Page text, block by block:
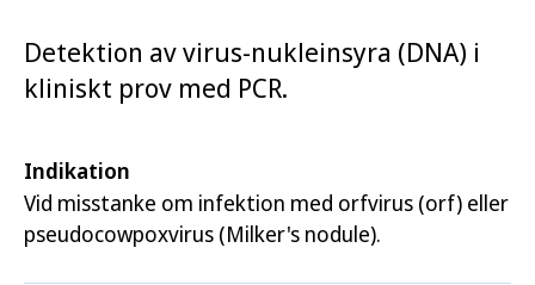
Detektion av virus-nukleinsyra (DNA) i
kliniskt prov med PCR.
Indikation
Vid misstanke om infektion med orfvirus (orf) eller
pseudocowpoxvirus (Milker's nodule).